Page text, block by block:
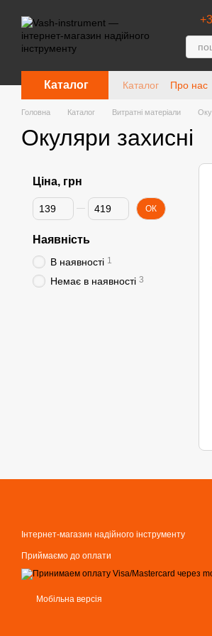
Каталог Каталог Про нас
Головна Каталог Витратні матеріали
Окуляри захисні
Ціна, грн
Від Ціна, грн
До Ціна, грн ОК
Наявність
В наявності 1
Немає в наявності 3
Інтернет-магазин надійного інструменту
Приймаємо до оплати
Мобільна версія